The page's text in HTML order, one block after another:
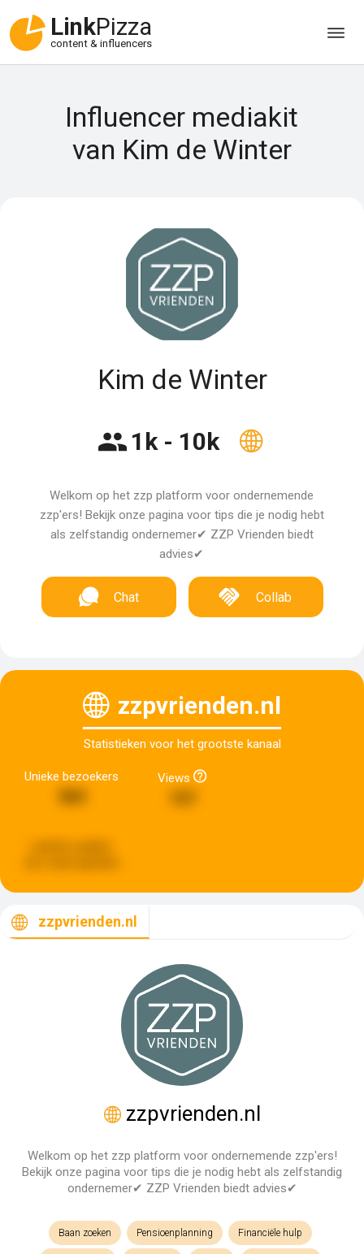
LinkPizza
content & influencers
Influencer mediakit
van Kim de Winter
Kim de Winter
1k - 10k
Welkom op het zzp platform voor ondernemende
zzp'ers! Bekijk onze pagina voor tips die je nodig hebt
als zelfstandig ondernemer✔ ZZP Vrienden biedt
advies✔
Chat Collab
zzpvrienden.nl
Statistieken voor het grootste kanaal
Unieke bezoekers Views
zzpvrienden.nl
zzpvrienden.nl
Welkom op het zzp platform voor ondernemende zzp'ers!
Bekijk onze pagina voor tips die je nodig hebt als zelfstandig
ondernemer✔ ZZP Vrienden biedt advies✔
Baan zoeken Pensioenplanning Financiële hulp